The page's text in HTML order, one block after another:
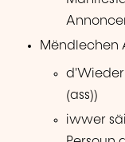
Mëndlechen
(ass))
iwwer